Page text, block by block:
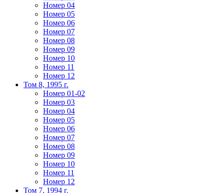
Номер 04
Номер 05
Номер 06
Номер 07
Номер 08
Номер 09
Номер 10
Номер 11
Номер 12
Том 8, 1995 г.
Номер 01-02
Номер 03
Номер 04
Номер 05
Номер 06
Номер 07
Номер 08
Номер 09
Номер 10
Номер 11
Номер 12
Том 7, 1994 г.